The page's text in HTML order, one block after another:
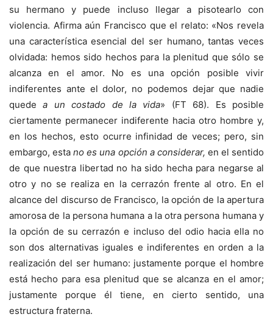
su hermano y puede incluso llegar a pisotearlo con
violencia. Afirma aún Francisco que el relato: «Nos revela
una característica esencial del ser humano, tantas veces
olvidada: hemos sido hechos para la plenitud que sólo se
alcanza en el amor. No es una opción posible vivir
indiferentes ante el dolor, no podemos dejar que nadie
quedea un costado de la vida» (FT 68). Es posible
ciertamente permanecer indiferente hacia otro hombre y,
en los hechos, esto ocurre infinidad de veces; pero, sin
embargo, estano es una opción a considerar, en el sentido
de que nuestra libertad no ha sido hecha para negarse al
otro y no se realiza en la cerrazón frente al otro. En el
alcance del discurso de Francisco, la opción de la apertura
amorosa de la persona humana a la otra persona humana y
la opción de su cerrazón e incluso del odio hacia ella no
son dos alternativas iguales e indiferentes en orden a la
realización del ser humano: justamente porque el hombre
está hecho para esa plenitud que se alcanza en el amor;
justamente porque él tiene, en cierto sentido, una
estructura fraterna.